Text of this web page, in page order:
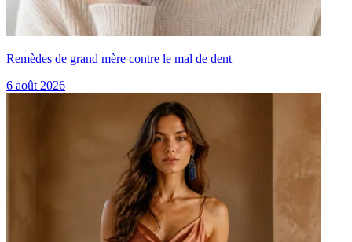
Remèdes de grand mère contre le mal de dent
6 août 2026